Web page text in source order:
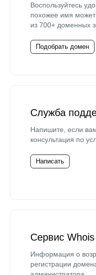
Воспользуйтесь
похожее имя
из 700+ доменных
Подобрать домен
Служба
Напишите, если
консультация по
Написать
Сервис Whois
Информация о
регистрации